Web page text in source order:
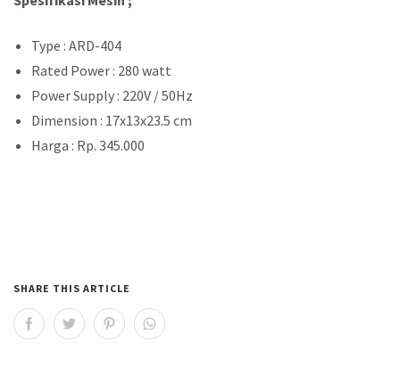
Type : ARD-404
Rated Power : 280 watt
Power Supply : 220V / 50Hz
Dimension : 17x13x23.5 cm
Harga : Rp. 345.000
SHARE THIS ARTICLE